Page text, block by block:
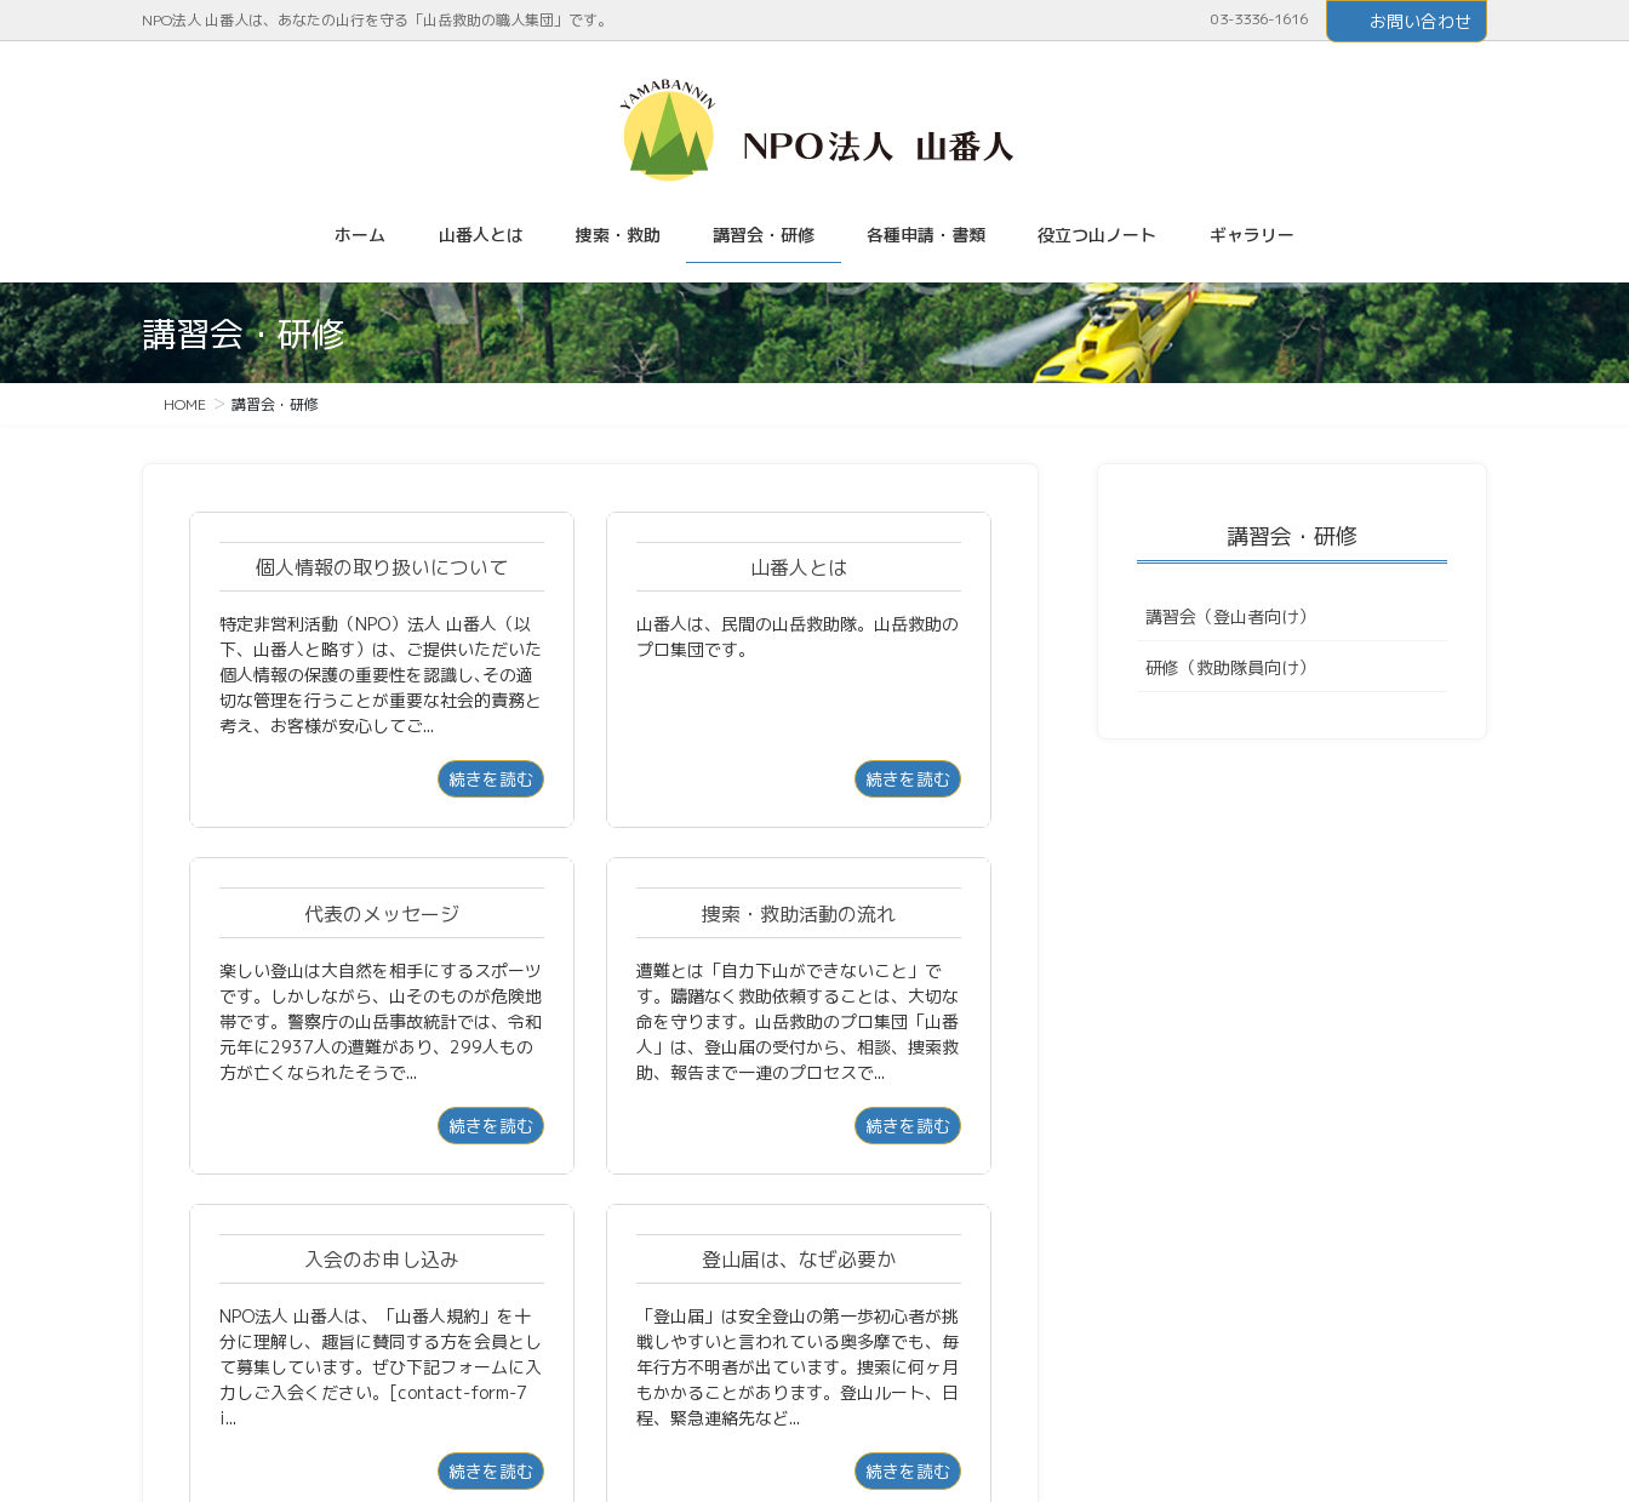
ン
ビ
NPO法人 山番人は、あなたの山行を守る「山岳救助の職人集団」です。 03-3336-1616 お問い合わせ
ホーム 山番人とは 捜索・救助 講習会・研修 各種申請・書類 役立つ山ノート ギャラリー
講習会・研修
HOME 講習会・研修
個人情報の取り扱いについて
特定非営利活動（NPO）法人 山番人（以
下、山番人と略す）は、ご提供いただいた
個人情報の保護の重要性を認識し､その適
切な管理を行うことが重要な社会的責務と
考え、お客様が安心してご...
続きを読む
山番人とは
山番人は、民間の山岳救助隊。山岳救助の
プロ集団です。
続きを読む
代表のメッセージ
楽しい登山は大自然を相手にするスポーツ
です。しかしながら、山そのものが危険地
帯です。警察庁の山岳事故統計では、令和
元年に2937人の遭難があり、299人もの
方が亡くなられたそうで...
続きを読む
捜索・救助活動の流れ
遭難とは「自力下山ができないこと」で
す。躊躇なく救助依頼することは、大切な
命を守ります。山岳救助のプロ集団「山番
人」は、登山届の受付から、相談、捜索救
助、報告まで一連のプロセスで...
続きを読む
入会のお申し込み
NPO法人 山番人は、「山番人規約」を十
分に理解し、趣旨に賛同する方を会員とし
て募集しています。ぜひ下記フォームに入
力しご入会ください。[contact-form-7
i...
続きを読む
登山届は、なぜ必要か
「登山届」は安全登山の第一歩初心者が挑
戦しやすいと言われている奥多摩でも、毎
年行方不明者が出ています。捜索に何ヶ月
もかかることがあります。登山ルート、日
程、緊急連絡先など...
続きを読む
講習会・研修
講習会（登山者向け）
研修（救助隊員向け）